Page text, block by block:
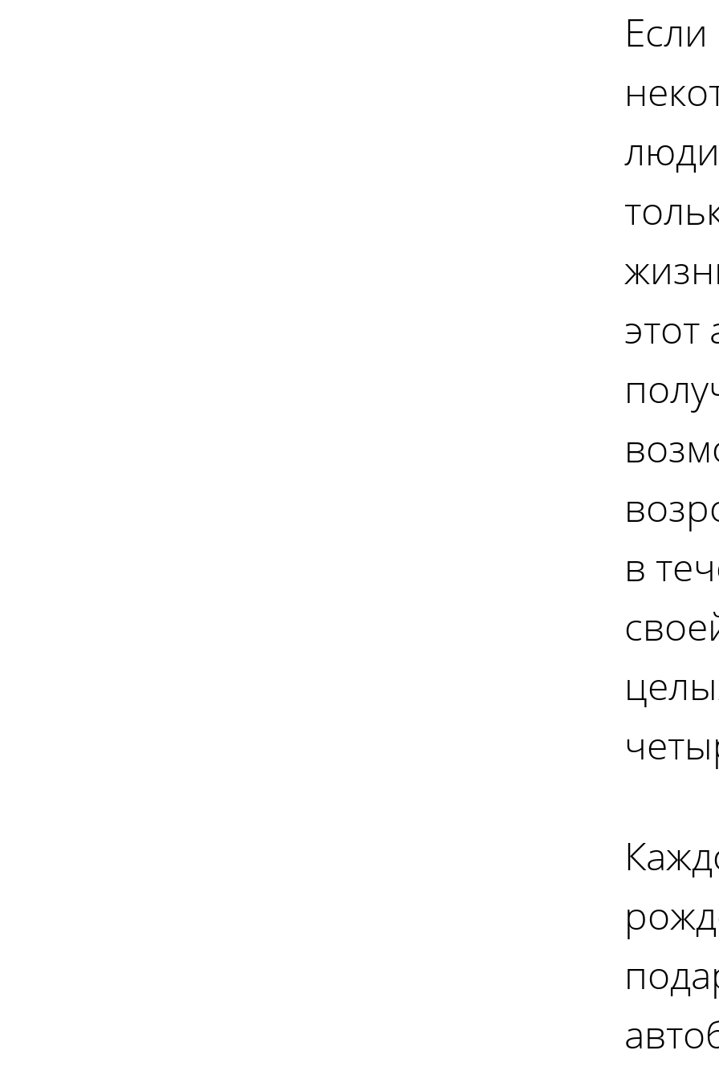
Если
этот
в